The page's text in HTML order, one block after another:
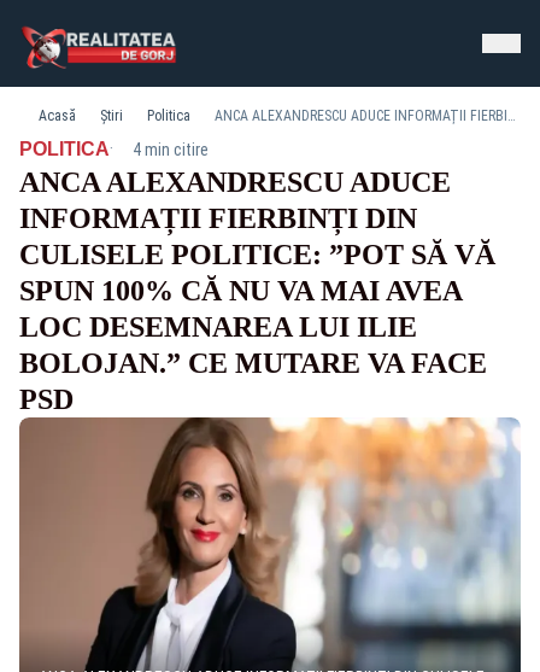
Acasă Știri Politica ANCA ALEXANDRESCU ADUCE INFORMAȚII FIERBINȚI DIN CULISELE POLITICE: ”POT SĂ VĂ SPUN 100% CĂ NU VA MAI AVEA LOC DESEMNAREA LUI ILIE BOLOJAN.” CE MUTARE VA FACE PSD
POLITICA· 4 min citire
ANCA ALEXANDRESCU ADUCE
INFORMAȚII FIERBINȚI DIN
CULISELE POLITICE: ”POT SĂ VĂ
SPUN 100% CĂ NU VA MAI AVEA
LOC DESEMNAREA LUI ILIE
BOLOJAN.” CE MUTARE VA FACE
PSD